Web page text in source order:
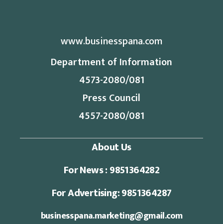
www.businesspana.com
Department of Information
4573-2080/081
Press Council
4557-2080/081
About Us
For News : 9851364282
For Advertising: 9851364287
businesspana.marketing@gmail.com